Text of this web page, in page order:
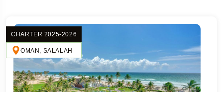
CHARTER 2025-2026
OMAN, SALALAH